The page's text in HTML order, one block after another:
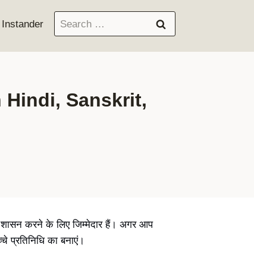
Instander
Search
for:
Hindi, Sanskrit,
शासन करने के लिए जिम्मेदार हैं। अगर आप
प्रतिनिधि का बनाएं।